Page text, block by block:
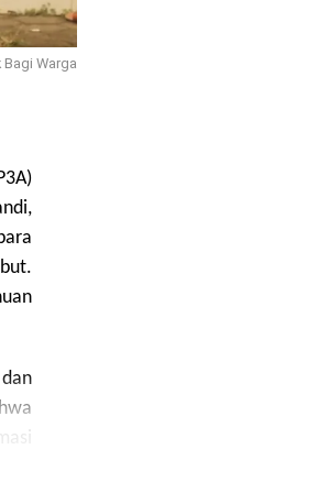
Warga